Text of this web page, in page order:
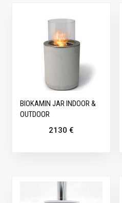
BIOKAMIN JAR INDOOR &
OUTDOOR
2130 €